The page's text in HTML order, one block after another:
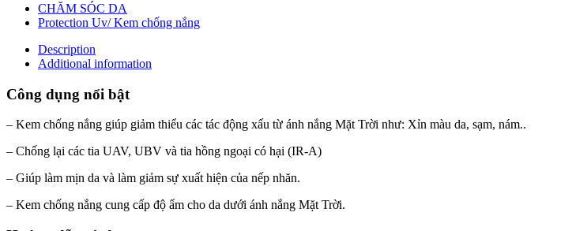
CHĂM SÓC DA
Protection Uv/ Kem chống nắng
Description
Additional information
Công dụng nổi bật
– Kem chống nắng giúp giảm thiểu các tác động xấu từ ánh nắng Mặt Trời như: Xỉn màu da, sạm, nám..
– Chống lại các tia UAV, UBV và tia hồng ngoại có hại (IR-A)
– Giúp làm mịn da và làm giảm sự xuất hiện của nếp nhăn.
– Kem chống nắng cung cấp độ ẩm cho da dưới ánh nắng Mặt Trời.